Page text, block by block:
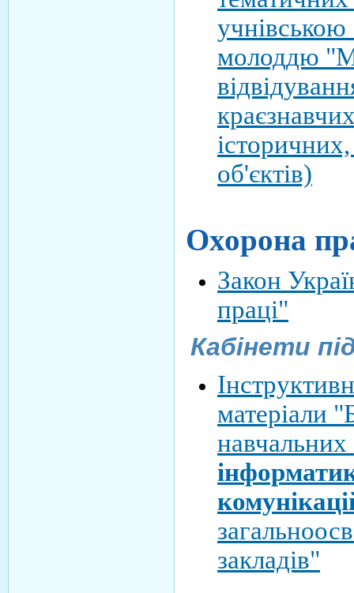
молоддю
об'єктів)
Охорона
Закон
праці"
Кабінети
матеріали
закладів"